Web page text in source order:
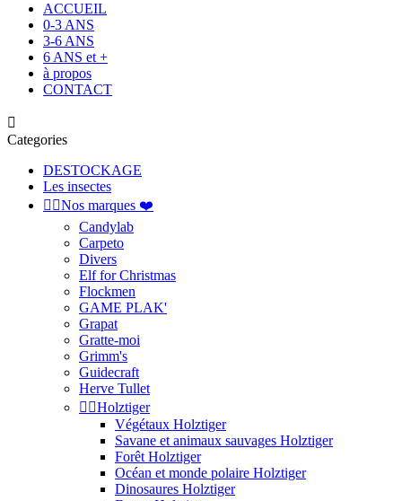
ACCUEIL
0-3 ANS
3-6 ANS
6 ANS et +
à propos
CONTACT

Categories
DESTOCKAGE
Les insectes
 Nos marques ❤️
Candylab
Carpeto
Divers
Elf for Christmas
Flockmen
GAME PLAK'
Grapat
Gratte-moi
Grimm's
Guidecraft
Herve Tullet
 Holztiger
Végétaux Holztiger
Savane et animaux sauvages Holztiger
Forêt Holztiger
Océan et monde polaire Holztiger
Dinosaures Holztiger